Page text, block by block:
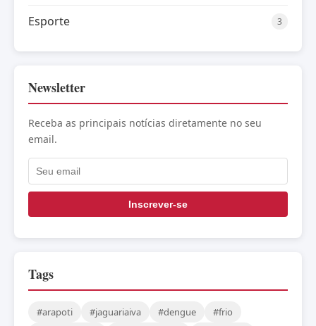
Esporte 3
Newsletter
Receba as principais notícias diretamente no seu
email.
Inscrever-se
Tags
#arapoti #jaguariaiva #dengue
#frio